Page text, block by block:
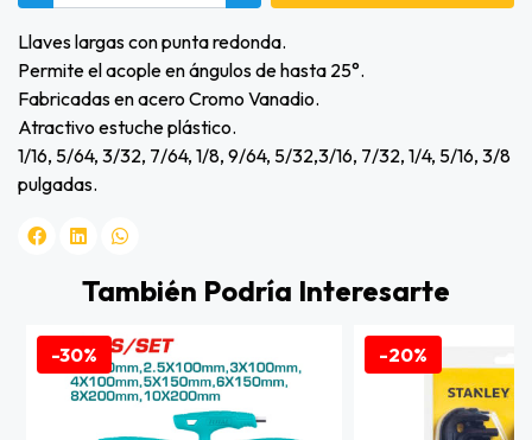
Llaves largas con punta redonda.
Permite el acople en ángulos de hasta 25°.
Fabricadas en acero Cromo Vanadio.
Atractivo estuche plástico.
1/16, 5/64, 3/32, 7/64, 1/8, 9/64, 5/32,3/16, 7/32, 1/4, 5/16, 3/8
pulgadas.
También Podría Interesarte
-30% -20%